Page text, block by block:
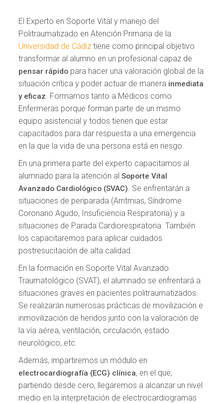
El Experto en Soporte Vital y manejo del
Politraumatizado en Atención Primaria de la
Universidad de Cádiz tiene como principal objetivo
transformar al alumno en un profesional capaz de
pensar rápido para hacer una valoración global de la
situación crítica y poder actuar de manera inmediata
y eficaz. Formamos tanto a Médicos como
Enfermeras porque forman parte de un mismo
equipo asistencial y todos tienen que estar
capacitados para dar respuesta a una emergencia
en la que la vida de una persona está en riesgo.
En una primera parte del experto capacitamos al
alumnado para la atención alSoporte Vital
Avanzado Cardiológico (SVAC). Se enfrentarán a
situaciones de periparada (Arritmias, Síndrome
Coronario Agudo, Insuficiencia Respiratoria) y a
situaciones de Parada Cardiorespiratoria. También
los capacitaremos para aplicar cuidados
postresucitación de alta calidad.
En la formación en Soporte Vital Avanzado
Traumatológico (SVAT), el alumnado se enfrentará a
situaciones graves en pacientes politraumatizados.
Se realizarán numerosas prácticas de movilización e
inmovilización de heridos junto con la valoración de
la vía aérea, ventilación, circulación, estado
neurológico, etc.
Además, impartiremos un módulo en
electrocardiografía (ECG) clínica, en el que,
partiendo desde cero, llegaremos a alcanzar un nivel
medio en la interpretación de electrocardiogramas